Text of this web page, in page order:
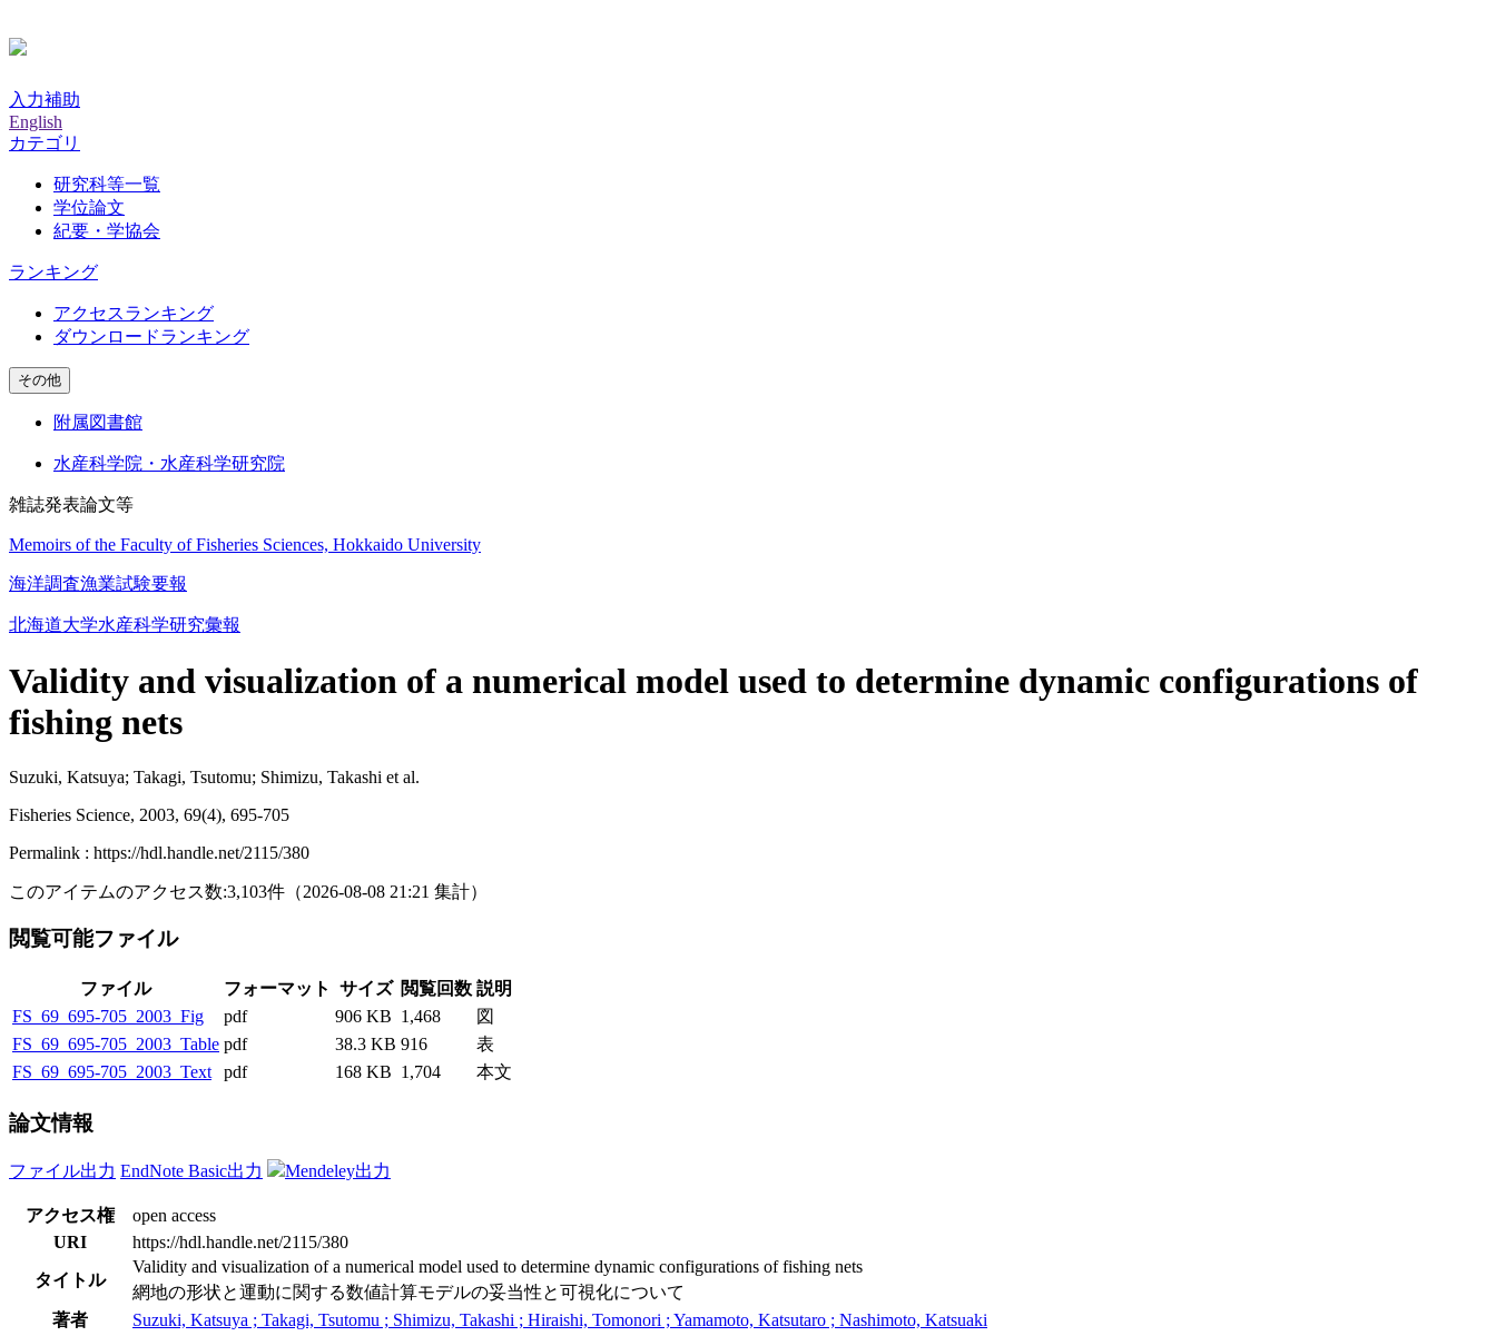
入力補助
English
カテゴリ
研究科等一覧
学位論文
紀要・学協会
ランキング
アクセスランキング
ダウンロードランキング
その他
附属図書館
水産科学院・水産科学研究院
雑誌発表論文等
Memoirs of the Faculty of Fisheries Sciences, Hokkaido University
海洋調査漁業試験要報
北海道大学水産科学研究彙報
Validity and visualization of a numerical model used to determine dynamic configurations of
fishing nets
Suzuki, Katsuya; Takagi, Tsutomu; Shimizu, Takashi et al.
Fisheries Science, 2003, 69(4), 695-705
Permalink : https://hdl.handle.net/2115/380
このアイテムのアクセス数:3,103件 （2026-08-08 21:21 集計）
閲覧可能ファイル
ファイル フォーマット サイズ 閲覧回数 説明
FS_69_695-705_2003_Fig
pdf 906 KB 1,468
図
FS_69_695-705_2003_Table pdf 38.3 KB 916
表
FS_69_695-705_2003_Text
pdf 168 KB 1,704 本文
論文情報
ファイル出力 EndNote Basic出力 Mendeley出力
アクセス権
open access
URI
https://hdl.handle.net/2115/380
タイトル
Validity and visualization of a numerical model used to determine dynamic configurations of fishing nets
網地の形状と運動に関する数値計算モデルの妥当性と可視化について
著者
Suzuki, Katsuya ; Takagi, Tsutomu ; Shimizu, Takashi ; Hiraishi, Tomonori ; Yamamoto, Katsutaro ; Nashimoto, Katsuaki